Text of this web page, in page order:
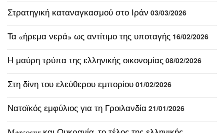
Τα «ήρεμα νερά» ως αντίτιμο της υποταγής 16/02/2026
Η μαύρη τρύπα της ελληνικής οικονομίας 08/02/2026
Στη δίνη του ελεύθερου εμπορίου 01/02/2026
Νατοϊκός εμφύλιος για τη Γροιλανδία 21/01/2026
Mercosur και Ουκρανία, το τέλος της ελληνικής
γεωργίας 14/01/2026